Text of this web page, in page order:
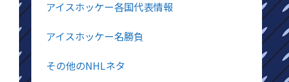
アイスホッケー各国代表情報
アイスホッケー名勝負
その他のNHLネタ